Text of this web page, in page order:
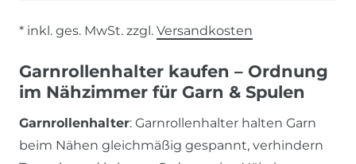
* inkl. ges. MwSt. zzgl. Versandkosten
Garnrollenhalter kaufen – Ordnung
im Nähzimmer für Garn & Spulen
Garnrollenhalter: Garnrollenhalter halten Garn
beim Nähen gleichmäßig gespannt, verhindern